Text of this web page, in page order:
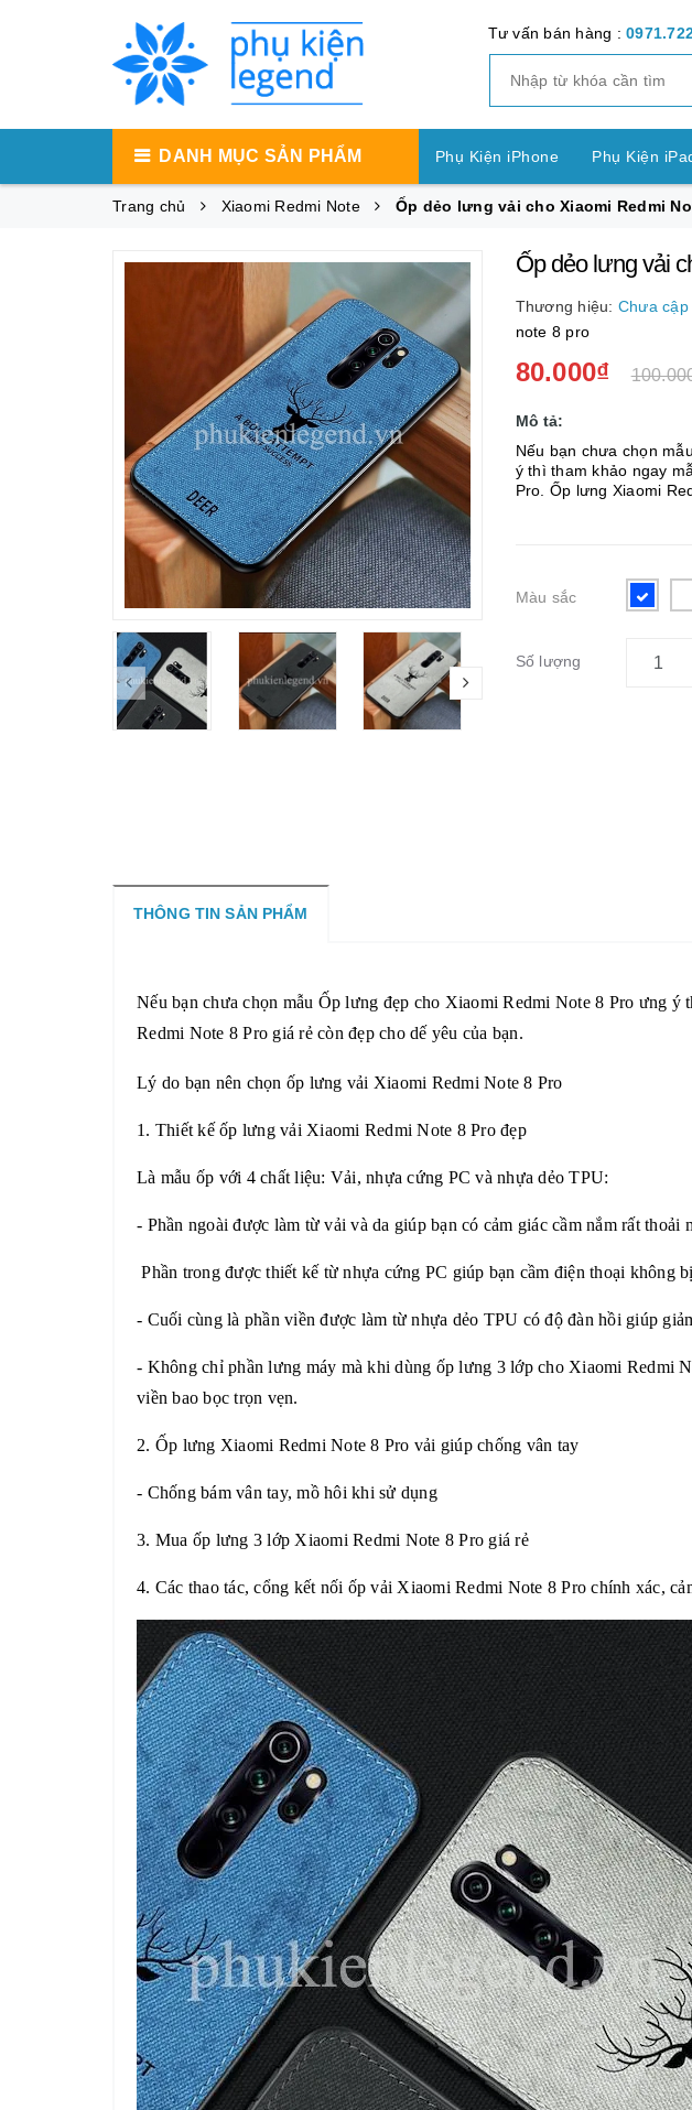
Tư vấn bán hàng :
DANH MỤC SẢN PHẨM Phụ Kiện iPhone Phụ Kiện
Phụ Kiện OPPO Phụ Kiện Vivo
Phụ Kiện LG Phụ Kiện Nokia
Máy Tính Bảng SamSung
Phụ Kiện Apple Watch Phụ
Trang chủ Xiaomi Redmi Note Ốp dẻo lưng vải cho Xiaomi Redmi
Ốp dẻo lưng vải
Thương hiệu: Chưa cập
note 8 pro
80.000₫
Mô tả:
Nếu bạn chưa chọn
ý thì tham khảo ngay
Pro. Ốp lưng Xiaomi
Màu sắc
Số lượng
THÔNG TIN SẢN PHẨM
Nếu bạn chưa chọn mẫu Ốp lưng đẹp cho Xiaomi Redmi Note 8 Pro ưng ý
Redmi Note 8 Pro giá rẻ còn đẹp cho dế yêu của bạn.
Lý do bạn nên chọn ốp lưng vải Xiaomi Redmi Note 8 Pro
1. Thiết kế ốp lưng vải Xiaomi Redmi Note 8 Prođẹp
Là mẫu ốp với 4 chất liệu: Vải, nhựa cứng PC và nhựa dẻo TPU:
- Phần ngoài được làm từ vải và da giúp bạn có cảm giác cầm nắm rất thoải
Phần trong được thiết kế từ nhựa cứng PC giúp bạn cầm điện thoại không
- Cuối cùng là phần viền được làm từ nhựa dẻo TPU có độ đàn hồi giúp
- Không chỉ phần lưng máy mà khi dùng ốp lưng 3 lớp cho Xiaomi Redmi
viền bao bọc trọn vẹn.
2. Ốp lưng Xiaomi Redmi Note 8 Pro vải giúp chống vân tay
- Chống bám vân tay, mồ hôi khi sử dụng
3. Mua ốp lưng 3 lớp Xiaomi Redmi Note 8 Pro giá rẻ
4. Các thao tác, cổng kết nối ốp vải Xiaomi Redmi Note 8 Pro chính xác,